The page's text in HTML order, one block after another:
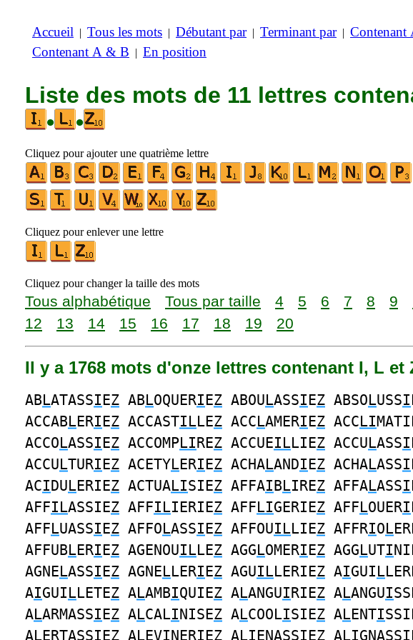
Accueil | Tous les mots | Débutant par| Terminant par| Contenant
Contenant A & B | En position
Liste des mots de 11 lettres
•
•
Cliquez pour ajouter une quatrième lettre
Cliquez pour enlever une lettre
Cliquez pour changer la taille des mots
Tous alphabétique Tous par taille 4 5 6 7 8 9
12
13 14 15 16 17 18 19 20
Il y a 1768 mots d'onze lettres contenant I, L et
ABLATASSIEZ ABLOQUERIEZ ABOULASSIEZ ABSOLUSSI
ACCABLERIEZ ACCASTILLEZ ACCLAMERIEZ ACCLI
ACCOLASSIEZ ACCOMPLIREZ ACCUEILLIEZ ACCULASSI
ACCULTURIEZ ACETYLERIEZ ACHALANDIEZ ACHALASSI
ACIDULERIEZ ACTUALISIEZ AFFAIBLIREZ AFFALASSI
AFFILASSIEZ AFFILIERIEZ AFFLIGERIEZ AFFLOUERI
AFFLUASSIEZ AFFOLASSIEZ AFFOUILLIEZ AFFRIOL
AFFUBLERIEZ AGENOUILLEZ AGGLOMERIEZ AGGLUTI
AGNELASSIEZ AGNELLERIEZ AGUILLERIEZ AIGUIL
AIGUILLETEZ ALAMBIQUIEZ ALANGUIRIEZ ALANGUI
ALARMASSIEZ ALCALINISEZ ALCOOLISIEZ ALENTI
ALERTASSIEZ ALEVINERIEZ ALIENASSIEZ ALI